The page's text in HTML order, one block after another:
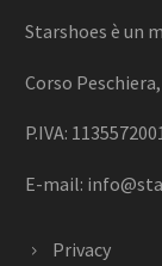
Starshoes è un
Corso
P.IVA:
E-mail:
Privacy